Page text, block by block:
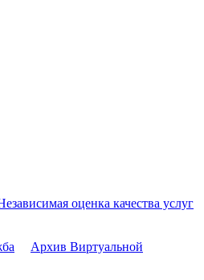
оценка качества услуг
Архив Виртуальной